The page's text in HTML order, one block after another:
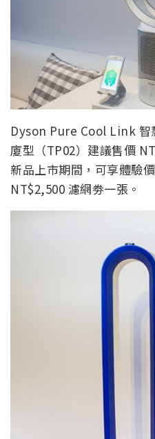
Dyson Pure Cool Link 智
廈型（TP02）建議售價
新品上市期間，可享體驗
NT$2,500 濾網劵一張。